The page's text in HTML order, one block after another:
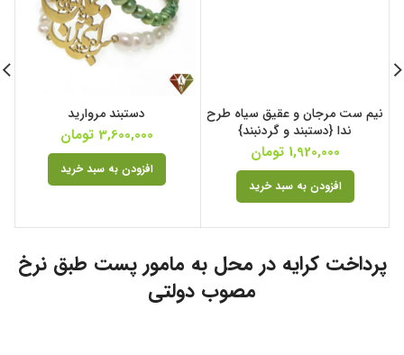
نیم ست مرجان و عقیق سیاه طرح
ندا {دستبند و گردنبند}
1,920,000 تومان
افزودن به سبد خرید
دستبند مروارید
3,600,000 تومان
افزودن به سبد خرید
پرداخت کرایه در محل به مامور پست طبق نرخ
مصوب دولتی